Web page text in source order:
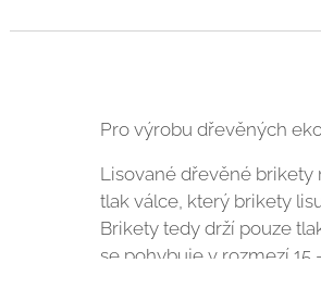
Pro výrobu dřevěných
Lisované dřevěné brikety
tlak válce, který brikety
Brikety tedy drží pouze
se pohybuje v rozmezí 15